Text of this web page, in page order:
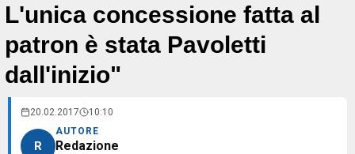
L'unica concessione fatta al
patron è stata Pavoletti
dall'inizio"
20.02.2017 10:10
R
AUTORE
Redazione